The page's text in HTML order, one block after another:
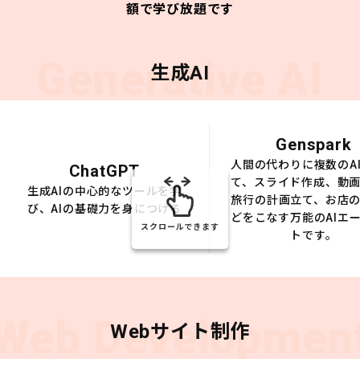
額で学び放題です
Generative AI
生成AI
ChatGPT
生成AIの中心的なツールを学
び、AIの基礎力を身につける
Genspark
人間の代わりに複数の
て、スライド作成、動
旅行の計画立て、お店
どをこなす万能のAIエ
トです。
スクロールできます
Webサイト制作